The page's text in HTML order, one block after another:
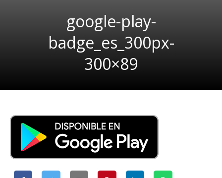
google-play-
badge_es_300px-
300×89